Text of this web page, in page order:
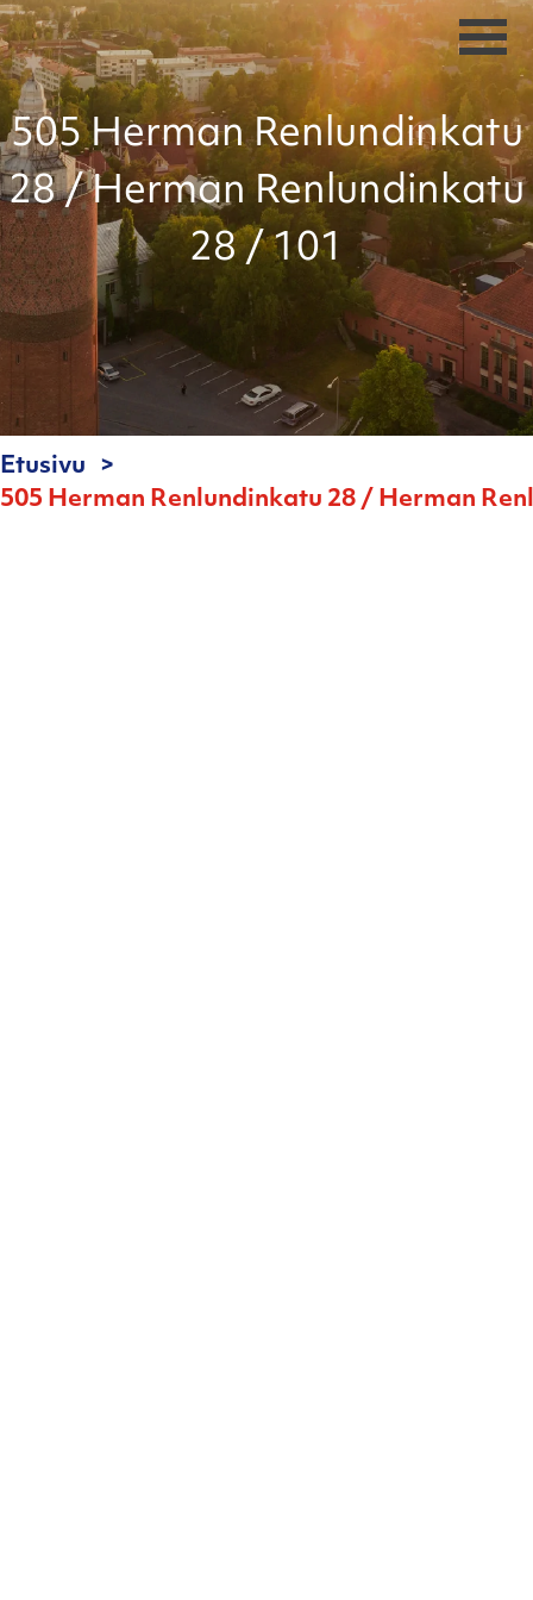
505 Herman Renlundinkatu
28 / Herman Renlundinkatu
28 / 101
Etusivu
505 Herman Renlundinkatu 28 / Herman